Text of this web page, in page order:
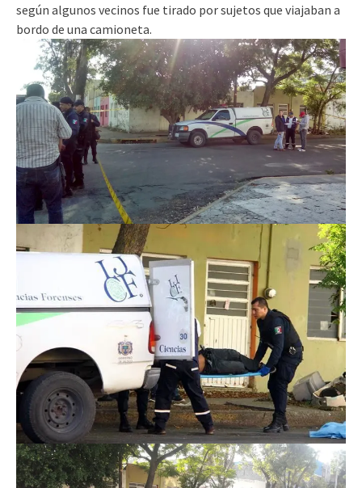
según algunos vecinos fue tirado por sujetos que viajaban a
bordo de una camioneta.